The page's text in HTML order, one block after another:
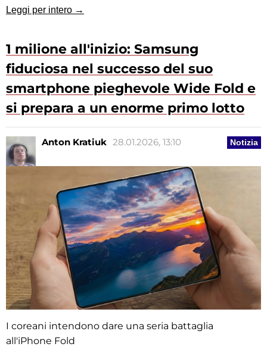
Leggi per intero →
1 milione all'inizio: Samsung
fiduciosa nel successo del suo
smartphone pieghevole Wide Fold e
si prepara a un enorme primo lotto
Notizia
Anton Kratiuk 28.01.2026, 13:10
I coreani intendono dare una seria battaglia
all'iPhone Fold